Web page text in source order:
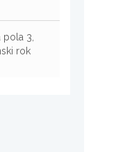
pola 3,
rok